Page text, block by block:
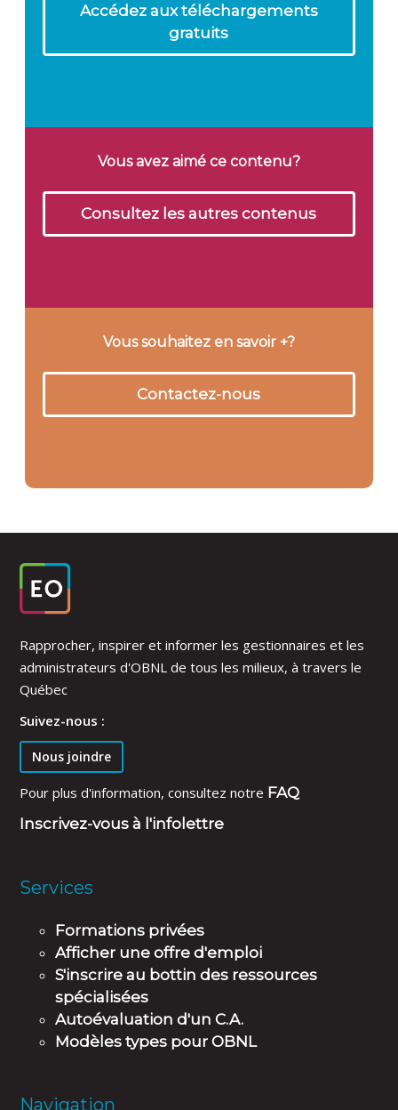
Accédez aux téléchargements
gratuits
Vous avez aimé ce contenu?
Consultez les autres contenus
Vous souhaitez en savoir +?
Contactez-nous
Rapprocher, inspirer et informer les gestionnaires et les
administrateurs d'OBNL de tous les milieux, à travers le
Québec
Suivez-nous :
Nous joindre
Pour plus d'information, consultez notre FAQ
Inscrivez-vous à l'infolettre
Services
Formations privées
Afficher une offre d'emploi
S'inscrire au bottin des ressources
spécialisées
Autoévaluation d'un C.A.
Modèles types pour OBNL
Navigation